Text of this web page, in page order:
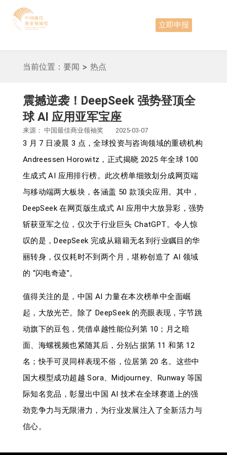
立即申报
当前位置： 要闻 > 热点
震撼逆袭！DeepSeek 强势登顶全
球 AI 应用亚军宝座
来源： 中国最佳商业领袖奖 2025-03-07
3 月 7 日凌晨 3 点，全球投资与咨询领域的重磅机构
Andreessen Horowitz，正式揭晓 2025 年全球 100
生成式 AI 应用排行榜。此次榜单细致划分成网页端
与移动端两大板块，各涵盖 50 款顶尖应用。其中，
DeepSeek 在网页版生成式 AI 应用中大放异彩，强势
斩获亚军之位，仅次于行业巨头 ChatGPT。令人惊
叹的是，DeepSeek 完成从籍籍无名到行业瞩目的华
丽转身，仅仅耗时不到两个月，堪称创造了 AI 领域
的 “闪电奇迹”。
值得关注的是，中国 AI 力量在本次榜单中全面崛
起，大放光芒。除了 DeepSeek 的亮眼表现，字节跳
动旗下的豆包，凭借卓越性能位列第 10；月之暗
面、海螺视频也紧随其后，分别占据第 11 和第 12
名；快手可灵同样表现不俗，位居第 20 名。这些中
国大模型成功超越 Sora、Midjourney、Runway 等国
际知名竞品，彰显出中国 AI 技术在全球赛道上的强
劲竞争力与无限潜力，为行业发展注入了全新活力与
信心。